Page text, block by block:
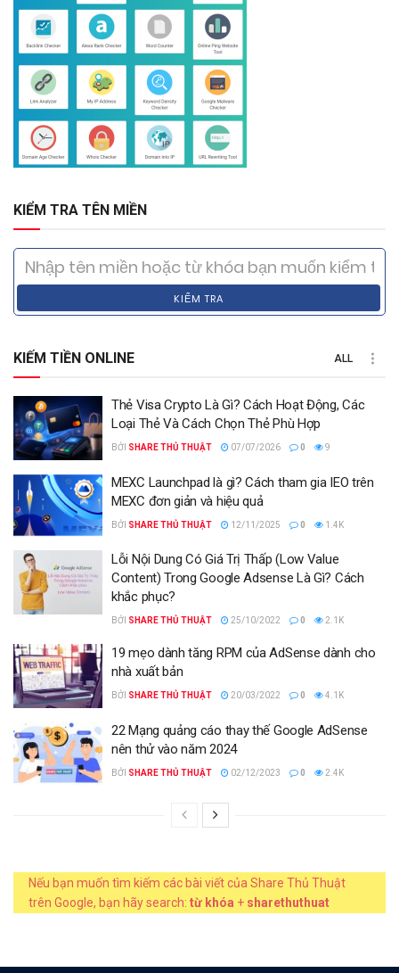
KIỂM TRA TÊN MIỀN
KIỂM TRA
KIẾM TIỀN ONLINE ALL
Thẻ Visa Crypto Là Gì? Cách Hoạt Động, Các
Loại Thẻ Và Cách Chọn Thẻ Phù Hợp
BỞI SHARE THỦ THUẬT 07/07/2026 0 9
MEXC Launchpad là gì? Cách tham gia IEO trên
MEXC đơn giản và hiệu quả
BỞI SHARE THỦ THUẬT 12/11/2025 0 1.4K
Lỗi Nội Dung Có Giá Trị Thấp (Low Value
Content) Trong Google Adsense Là Gì? Cách
khắc phục?
BỞI SHARE THỦ THUẬT 25/10/2022 0 2.1K
19 mẹo dành tăng RPM của AdSense dành cho
nhà xuất bản
BỞI SHARE THỦ THUẬT 20/03/2022 0 4.1K
22 Mạng quảng cáo thay thế Google AdSense
nên thử vào năm 2024
BỞI SHARE THỦ THUẬT 02/12/2023 0 2.4K
Nếu bạn muốn tìm kiếm các bài viết của Share Thủ Thuật
trên Google, bạn hãy search: từ khóa + sharethuthuat